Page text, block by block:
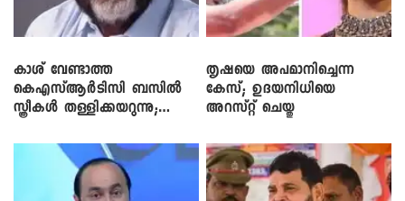
കാശ് വേണ്ടാത്ത
കെഎസ്ആർടിസി ബസിൽ
സ്ത്രീകൾ തള്ളിക്കയറുന്നു;
തൃഷയെ അപമാനിച്ചെന്ന
കേസ്; ഉദയനിധിയെ
അറസ്റ്റ് ചെയ്തു